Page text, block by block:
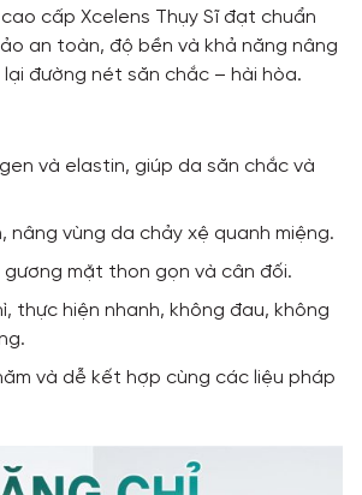
cấp Xcelens Thụy Sĩ đạt chuẩn
an toàn, độ bền và khả năng nâng
lại đường nét săn chắc – hài hòa.
và elastin, giúp da săn chắc và
nâng vùng da chảy xệ quanh miệng.
mặt thon gọn và cân đối.
thực hiện nhanh, không đau, không
và dễ kết hợp cùng các liệu pháp